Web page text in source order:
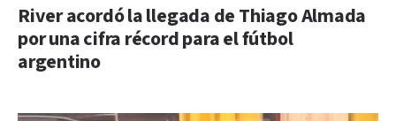
River acordó la llegada de Thiago Almada
por una cifra récord para el fútbol
argentino